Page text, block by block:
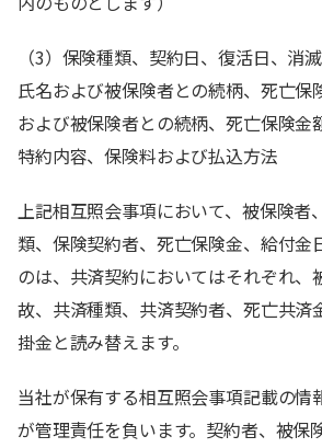
（3）保険種類、契約日、復活日、消
氏名および被保険者との続柄、死亡保
および被保険者との続柄、死亡保険金
特約内容、保険料および払込方法
上記相互照会事項において、被保険者
類、保険契約者、死亡保険金、給付金
のは、共済契約においてはそれぞれ、
故、共済種類、共済契約者、死亡共済
掛金と読み替えます。
当社が保有する相互照会事項記載の情
が管理責任を負います。契約者、被保